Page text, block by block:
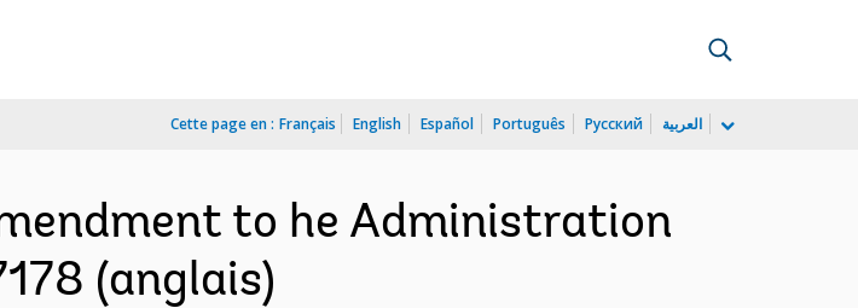
Cette page en : Français English Español Português Русский العربية
to he Administration
(anglais)